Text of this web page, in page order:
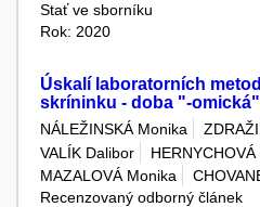
Stať ve sborníku
Rok: 2020
Úskalí laboratorních
skríninku - doba "-
NÁLEŽINSKÁ Monika
VALÍK Dalibor
MAZALOVÁ Monika
Recenzovaný odborný článek